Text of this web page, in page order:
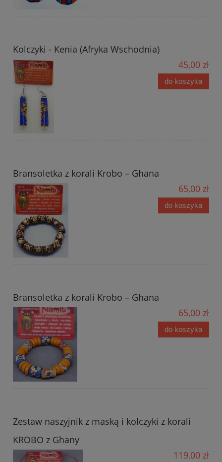
Kolczyki - Kenia (Afryka Wschodnia)
45,00 zł
do koszyka
Bransoletka z korali Krobo – Ghana
65,00 zł
do koszyka
Bransoletka z korali Krobo – Ghana
65,00 zł
do koszyka
Zestaw naszyjnik z maską i kolczyki z korali
KROBO z Ghany
119,00 zł